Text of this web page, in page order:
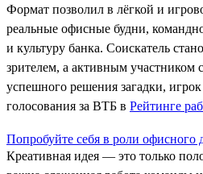
Формат позволил в лёгкой и
реальные офисные будни,
и культуру банка. Соискатель
зрителем, а активным
успешного решения загадки,
голосования за ВТБ в Рейтинге
Попробуйте себя в роли офисного
Креативная идея — это только